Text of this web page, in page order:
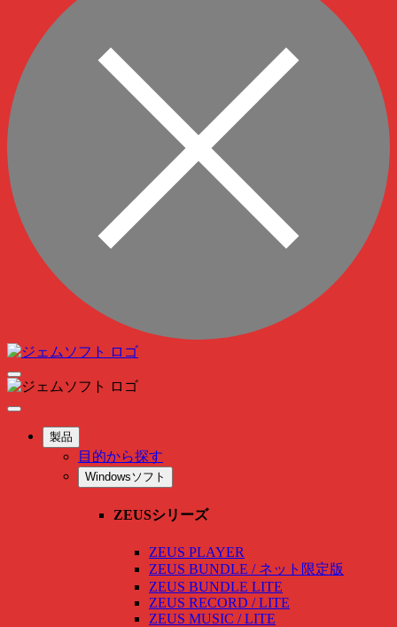
製品
目的から探す
Windowsソフト
ZEUSシリーズ
ZEUS PLAYER
ZEUS BUNDLE / ネット限定版
ZEUS BUNDLE LITE
ZEUS RECORD / LITE
ZEUS MUSIC / LITE